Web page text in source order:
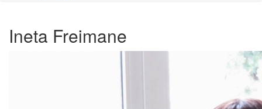
Ineta Freimane